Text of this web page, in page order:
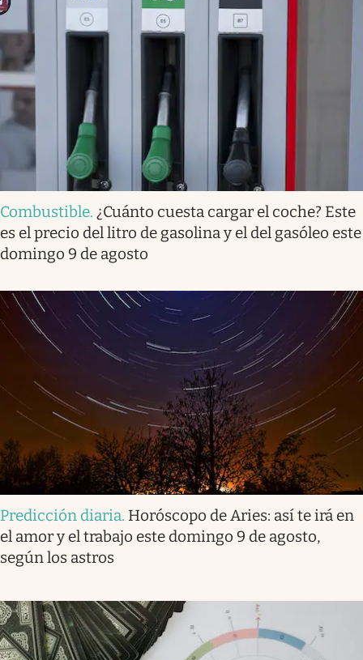
Combustible. ¿Cuánto cuesta cargar el coche? Este
es el precio del litro de gasolina y el del gasóleo este
domingo 9 de agosto
Predicción diaria. Horóscopo de Aries: así te irá en
el amor y el trabajo este domingo 9 de agosto,
según los astros